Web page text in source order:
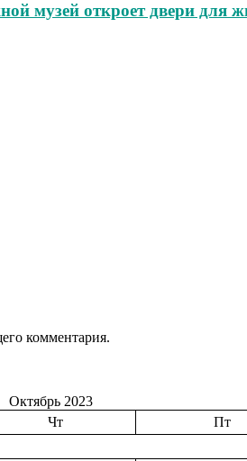
музей откроет двери для
комментария.
Октябрь 2023
Чт Пт